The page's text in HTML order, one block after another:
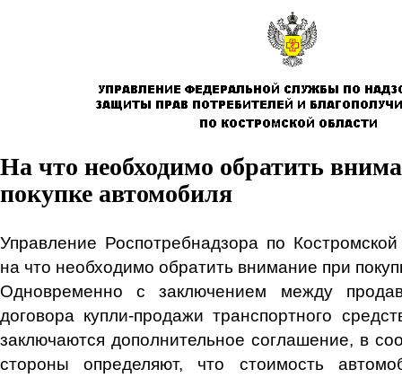
На что необходимо обратить
покупке автомобиля
Управление Роспотребнадзора по Костромской
на что необходимо обратить внимание при
Одновременно с заключением между
договора купли-продажи транспортного
заключаются дополнительное соглашение, в
стороны определяют, что стоимость